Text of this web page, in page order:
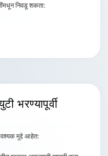
निवडू शकता:
भरण्यापूर्वी
मुद्दे आहेत: